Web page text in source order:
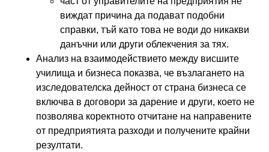
виждат причина да подават подобни
справки, тъй като това не води до никакви
данъчни или други облекчения за тях.
Анализ на взаимодействието между висшите
училища и бизнеса показва, че възлагането на
изследователска дейност от страна бизнеса се
включва в договори за дарение и други, което не
позволява коректното отчитане на направените
от предприятията разходи и получените крайни
резултати.